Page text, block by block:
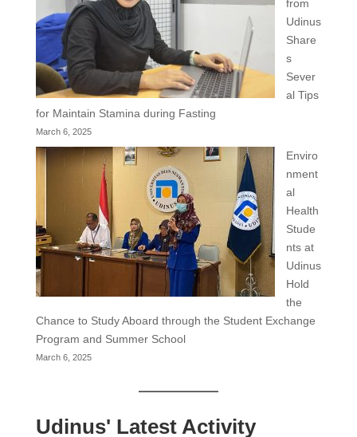
from
Udinus
Share
s
Sever
al Tips
for Maintain Stamina during Fasting
March 6, 2025
Enviro
nment
al
Health
Stude
nts at
Udinus
Hold
the
Chance to Study Aboard through the Student Exchange
Program and Summer School
March 6, 2025
Udinus' Latest Activity